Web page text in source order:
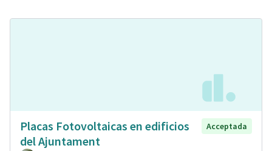
Placas Fotovoltaicas en edificios
del Ajuntament
Acceptada